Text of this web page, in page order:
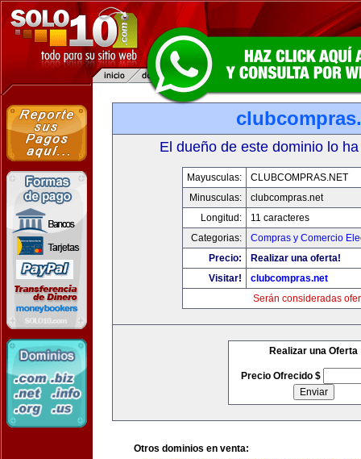
El dueño de este dominio lo
Mayusculas:
CLUBCOMPRAS.NET
Minusculas:
clubcompras.net
Longitud:
11 caracteres
Categorias:
Compras y Comercio
Precio:
Realizar una oferta!
Visitar!
clubcompras.net
Serán consideradas
Realizar una Oferta
Precio Ofrecido $
Otros dominios en venta: